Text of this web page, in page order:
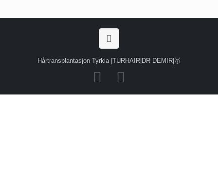
Hårtransplantasjon Tyrkia |TURHAIR|DR DEMIR|🥇